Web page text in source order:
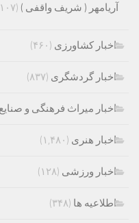
آریامهر ( شریف واقفی ) (۱۰۷)
اخبار کشاورزی (۴۶۰)
اخبار گردشگری (۸۳۷)
اخبار میراث فرهنگی و
اخبار هنری (۱,۴۸۰)
اخبار ورزشی (۱۲۸)
اطلاعیه ها (۳۴۸)